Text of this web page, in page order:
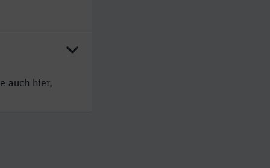
auch hier,